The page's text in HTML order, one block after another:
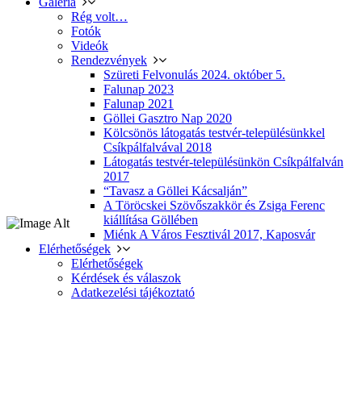
Rég volt…
Fotók
Videók
Rendezvények
Szüreti Felvonulás 2024. október 5.
Falunap 2023
Falunap 2021
Göllei Gasztro Nap 2020
Kölcsönös látogatás testvér-településünkkel
Csíkpálfalvával 2018
Látogatás testvér-településünkön Csíkpálfalván
2017
“Tavasz a Göllei Kácsalján”
A Töröcskei Szövőszakkör és Zsiga Ferenc
kiállítása Göllében
Miénk A Város Fesztivál 2017, Kaposvár
Elérhetőségek
Elérhetőségek
Kérdések és válaszok
Adatkezelési tájékoztató